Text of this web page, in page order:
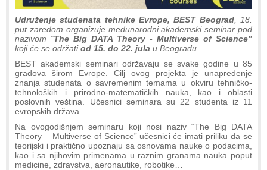
Udruženje studenata tehnike Evrope, BEST Beograd, 18.
put zaredom organizuje međunarodni akademski seminar pod
nazivom “The Big DATA Theory - Multiverse of Science”
koji će se održatiod 15. do 22. jula u Beogradu.
BEST akademski seminari održavaju se svake godine u 85
gradova širom Evrope. Cilj ovog projekta je unapređenje
znanja studenata o savremenim temama u okviru tehničko-
tehnoloških i prirodno-matematičkih nauka, kao i oblasti
poslovnih veština. Učesnici seminara su 22 studenta iz 11
evropskih država.
Na ovogodišnjem seminaru koji nosi naziv “The Big DATA
Theory – Multiverse of Science” učesnici će imati priliku da se
teorijski i praktično upoznaju sa osnovama nauke o podacima,
kao i sa njihovim primenama u raznim granama nauka poput
medicine, zdravstva, aeronautike, robotike…